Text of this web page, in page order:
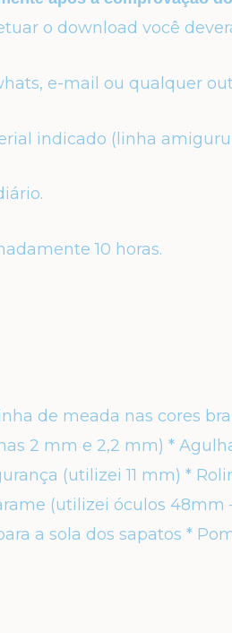
o download você
e-mail ou qualquer
indicado (linha
10 horas.
de meada nas cores
2 mm e 2,2 mm) *
(utilizei 11 mm) *
(utilizei óculos 48mm
a sola dos sapatos *